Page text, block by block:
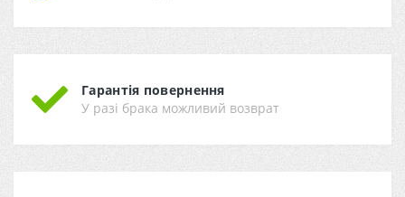
Гарантія повернення
У разі брака можливий возврат